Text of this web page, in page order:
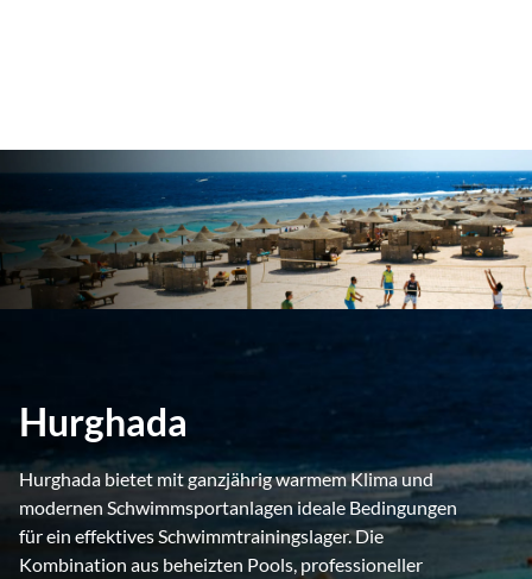
Hurghada
Hurghada bietet mit ganzjährig warmem Klima und
modernen Schwimmsportanlagen ideale Bedingungen
für ein effektives Schwimmtrainingslager. Die
Kombination aus beheizten Pools, professioneller